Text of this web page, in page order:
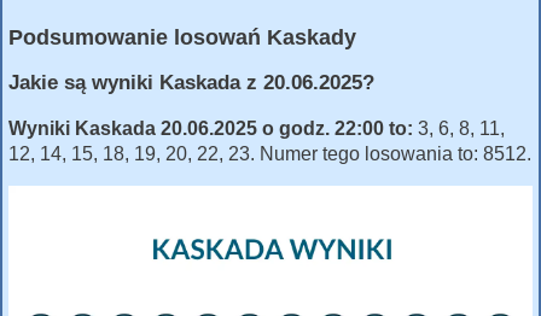
Podsumowanie losowań Kaskady
Jakie są wyniki Kaskada z 20.06.2025?
Wyniki Kaskada 20.06.2025 o godz. 22:00 to: 3, 6, 8, 11,
12, 14, 15, 18, 19, 20, 22, 23. Numer tego losowania to: 8512.